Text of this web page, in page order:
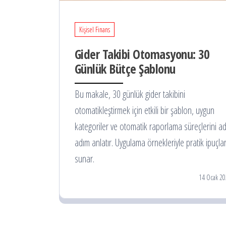
Kişisel Finans
Gider Takibi Otomasyonu: 30
Günlük Bütçe Şablonu
Bu makale, 30 günlük gider takibini
otomatikleştirmek için etkili bir şablon, uygun
kategoriler ve otomatik raporlama süreçlerini
adım anlatır. Uygulama örnekleriyle pratik
sunar.
14 Ocak